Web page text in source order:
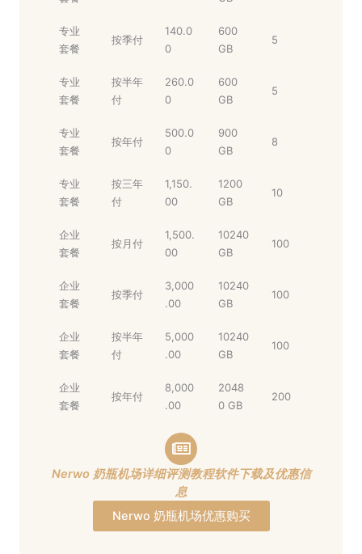
专业
套餐
按季付
140.0
0
600
GB
5
专业
套餐
按半年
付
260.0
0
600
GB
5
专业
套餐
按年付
500.0
0
900
GB
8
专业
套餐
按三年
付
1,150.
00
1200
GB
10
企业
套餐
按月付
1,500.
00
10240
GB
100
企业
套餐
按季付
3,000
.00
10240
GB
100
企业
套餐
按半年
付
5,000
.00
10240
GB
100
企业
套餐
按年付
8,000
.00
2048
0 GB
200
Nerwo 奶瓶机场详细评测教程软件下载及优惠信
息
Nerwo 奶瓶机场优惠购买